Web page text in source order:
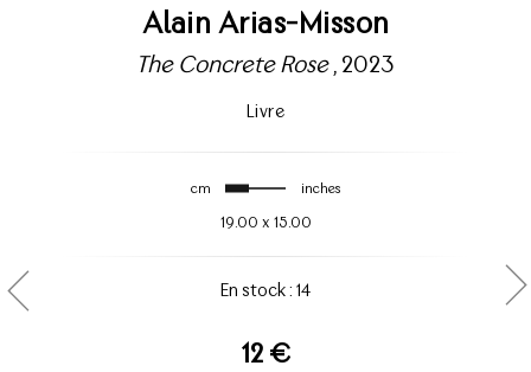
Alain Arias-Misson
The Concrete Rose, 2023
Livre
cm inches
19.00 x 15.00
En stock : 14
12 €